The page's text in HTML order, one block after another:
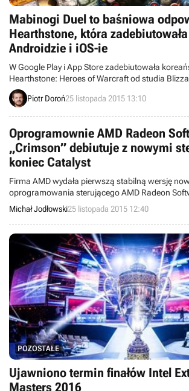
Mabinogi Duel to baśniowa
Hearthstone, która
Androidzie i iOS-ie
W Google Play i App Store zadebiutowała
Hearthstone: Heroes of Warcraft od studia
to karcianka fantasy, w której odwiedzamy realia
pecetowego MMORPG-a Mabinogi.
Piotr Doroń25 listopada 2015 13:10
Oprogramownie AMD Radeon
„Crimson” debiutuje z nowymi
koniec Catalyst
Firma AMD wydała pierwszą stabilną wersję
oprogramowania sterującego AMD Radeon
kodowej „Crimson”. Tym samym AMD Catalyst
a część układów graficznych Radeon przestaje
kolejnymi wersjami sterowników.
Michał Jodłowski25 listopada 2015 12:40
POZOSTAŁE
Ujawniono termin finałów Intel
Masters 2016